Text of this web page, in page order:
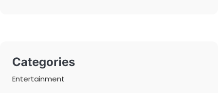
Categories
Entertainment